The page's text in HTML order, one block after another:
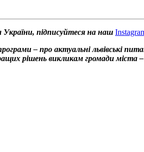
підписуйтеся на наш
– про актуальні львівські
рішень викликам громади